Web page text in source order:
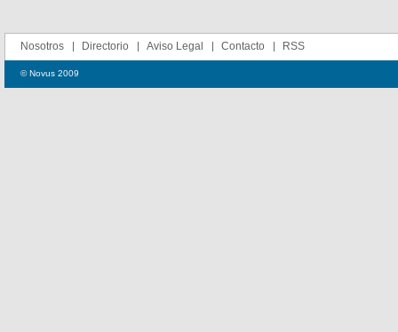
Nosotros Directorio Aviso Legal Contacto RSS
© Novus 2009